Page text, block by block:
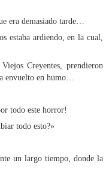
era demasiado tarde…
estaba ardiendo, en la cual,
Creyentes, prendieron
envuelto en humo…
todo este horror!
todo esto?»
un largo tiempo, donde la